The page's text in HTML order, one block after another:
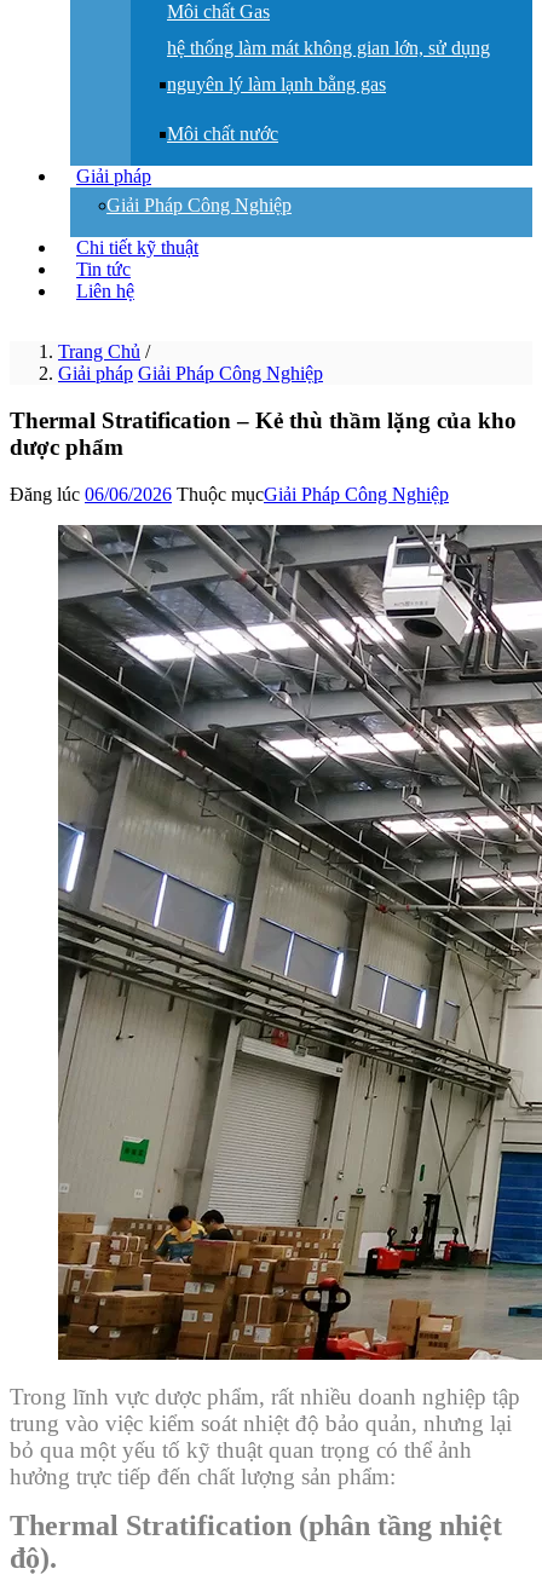
Môi chất Gas
hệ thống làm mát không gian lớn, sử dụng
nguyên lý làm lạnh bằng gas
Môi chất nước
Giải pháp
Giải Pháp Công Nghiệp
Chi tiết kỹ thuật
Tin tức
Liên hệ
Trang Chủ /
Giải pháp Giải Pháp Công Nghiệp
Thermal Stratification – Kẻ thù thầm lặng của kho
dược phẩm
Đăng lúc 06/06/2026 Thuộc mụcGiải Pháp Công Nghiệp
Trong lĩnh vực dược phẩm, rất nhiều doanh nghiệp tập
trung vào việc kiểm soát nhiệt độ bảo quản, nhưng lại
bỏ qua một yếu tố kỹ thuật quan trọng có thể ảnh
hưởng trực tiếp đến chất lượng sản phẩm:
Thermal Stratification (phân tầng nhiệt
độ).